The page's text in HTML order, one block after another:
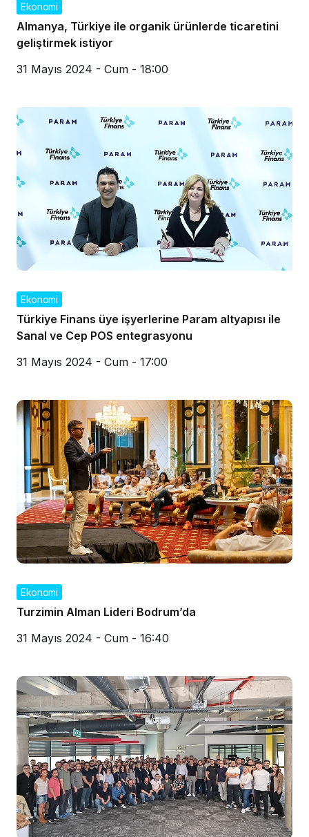
Ekonomi
Almanya, Türkiye ile organik ürünlerde ticaretini
geliştirmek istiyor
31 Mayıs 2024 - Cum - 18:00
Ekonomi
Türkiye Finans üye işyerlerine Param altyapısı ile
Sanal ve Cep POS entegrasyonu
31 Mayıs 2024 - Cum - 17:00
Ekonomi
Turzimin Alman Lideri Bodrum’da
31 Mayıs 2024 - Cum - 16:40